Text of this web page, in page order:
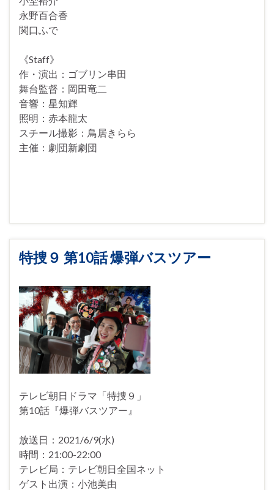
永野百合香
関口ふで
《Staff》
作・演出：ゴブリン串田
舞台監督：岡田竜二
音響：星知輝
照明：赤本龍太
スチール撮影：鳥居きらら
主催：劇団新劇団
特捜９ 第10話 爆弾バスツアー
テレビ朝日ドラマ「特捜９」
第10話『爆弾バスツアー』
放送日：2021/6/9(水)
時間：21:00-22:00
テレビ局：テレビ朝日全国ネット
ゲスト出演：小池美由